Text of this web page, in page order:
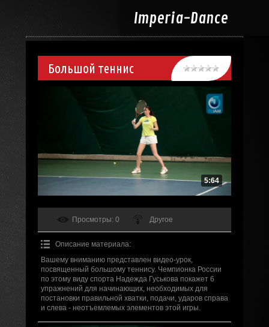
Imperia-Dance
Большой теннис
5:64
Просмотры: 0 Другое
Описание материала:
Вашему вниманию представлен видео-урок,
посвященный большому теннису. Чемпионка России
по этому виду спорта Надежда Гуськова покажет 6
упражнений для начинающих, необходимых для
постановки правильной хватки, подачи, ударов справа
и слева - неотъемлемых элементов этой игры.